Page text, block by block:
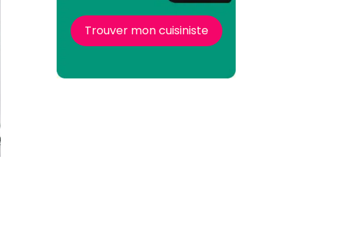
Trouver mon cuisiniste